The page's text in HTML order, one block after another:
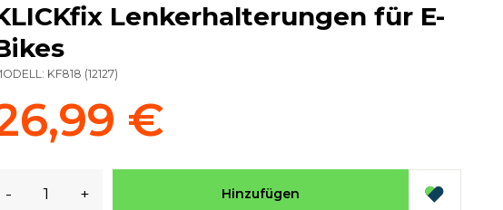
Lenkerhalterungen für E-
KF818 (12127)
€
- + Hinzufügen